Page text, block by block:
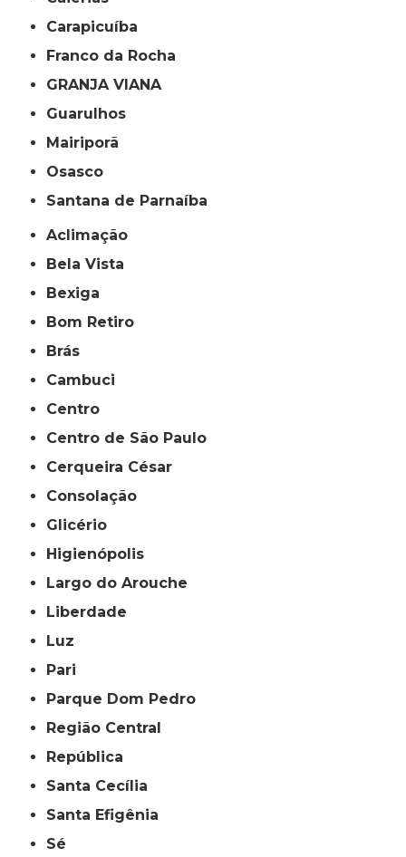
Carapicuíba
Franco da Rocha
GRANJA VIANA
Guarulhos
Mairiporã
Osasco
Santana de Parnaíba
Aclimação
Bela Vista
Bexiga
Bom Retiro
Brás
Cambuci
Centro
Centro de São Paulo
Cerqueira César
Consolação
Glicério
Higienópolis
Largo do Arouche
Liberdade
Luz
Pari
Parque Dom Pedro
Região Central
República
Santa Cecília
Santa Efigênia
Sé